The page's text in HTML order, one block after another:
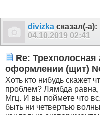
divizka сказал(-а):
04.10.2019 02:41
Re: Трехполосная
оформлении (щит)
Хоть кто нибудь скажет
проблем? Лямбда равна,
Мгц. И вы поймете что
быть ни четвертью